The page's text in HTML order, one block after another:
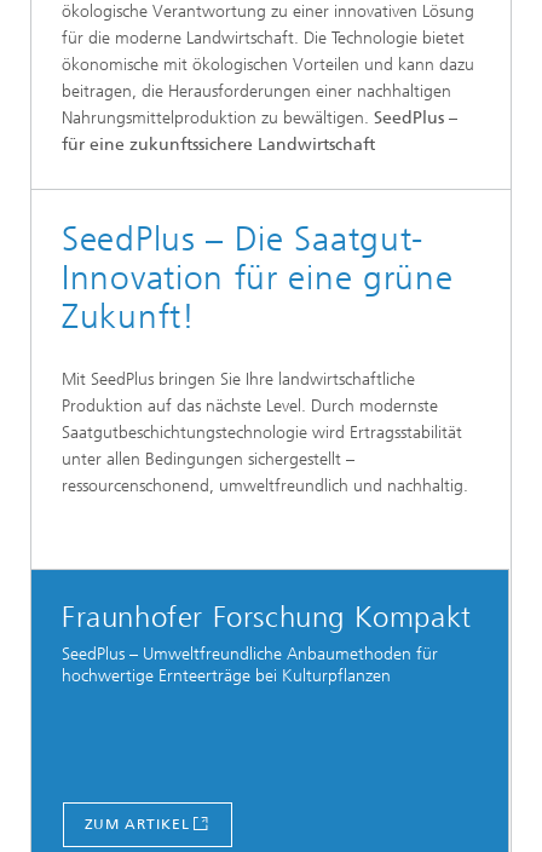
ökologische Verantwortung zu einer innovativen Lösung
für die moderne Landwirtschaft. Die Technologie bietet
ökonomische mit ökologischen Vorteilen und kann dazu
beitragen, die Herausforderungen einer nachhaltigen
Nahrungsmittelproduktion zu bewältigen. SeedPlus –
für eine zukunftssichere Landwirtschaft
SeedPlus – Die Saatgut-
Innovation für eine grüne
Zukunft!
Mit SeedPlus bringen Sie Ihre landwirtschaftliche
Produktion auf das nächste Level. Durch modernste
Saatgutbeschichtungstechnologie wird Ertragsstabilität
unter allen Bedingungen sichergestellt –
ressourcenschonend, umweltfreundlich und nachhaltig.
Fraunhofer Forschung Kompakt
SeedPlus – Umweltfreundliche Anbaumethoden für
hochwertige Ernteerträge bei Kulturpflanzen
ZUM ARTIKEL